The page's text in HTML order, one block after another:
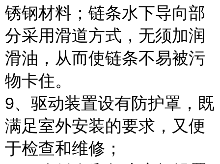
锈钢材料；链条水下导向部
分采用滑道方式，无须加润
滑油，从而使链条不易被污
物卡住。
9、驱动装置设有防护罩，既
满足室外安装的要求，又便
于检查和维修；